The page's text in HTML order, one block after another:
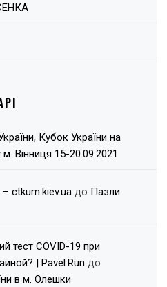
Кубок України на
Вінниця 15-20.09.2021
– ctkum.kiev.ua до Пазли
тест COVID-19 при
| Pavel.Run до
в м. Олешки